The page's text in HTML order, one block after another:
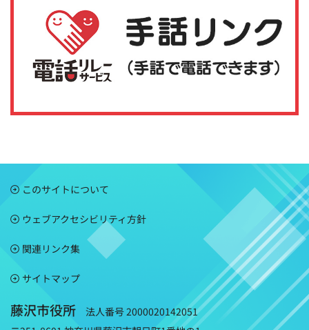
このサイトについて
ウェブアクセシビリティ方針
関連リンク集
サイトマップ
藤沢市役所
法人番号 2000020142051